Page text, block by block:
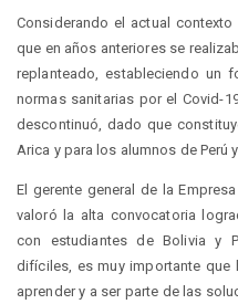
Considerando el actual
que en años anteriores se
replanteado, estableciendo un
normas sanitarias por el Covid-
descontinuó, dado que
Arica y para los alumnos de Perú
El gerente general de la
valoró la alta convocatoria
con estudiantes de Bolivia y
difíciles, es muy importante que
aprender y a ser parte de las